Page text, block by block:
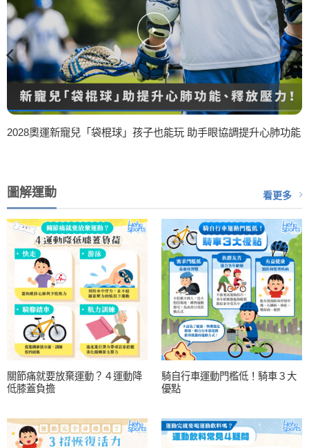
2028奧運新寵兒「袋棍球」孩子也能玩 助手眼協調提升心肺功能
圖解運動 看更多
關節痛就要放棄運動？４運動降
低膝蓋負擔
騎自行車運動門檻低！騎車３大
優點